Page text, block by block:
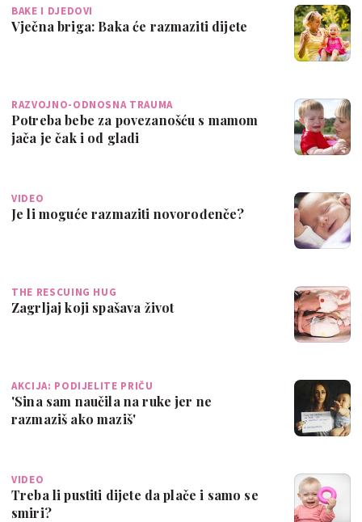
BAKE I DJEDOVI
Vječna briga: Baka će razmaziti dijete
RAZVOJNO-ODNOSNA TRAUMA
Potreba bebe za povezanošću s mamom
jača je čak i od gladi
VIDEO
Je li moguće razmaziti novorođenče?
THE RESCUING HUG
Zagrljaj koji spašava život
AKCIJA: PODIJELITE PRIČU
'Sina sam naučila na ruke jer ne
razmaziš ako maziš'
VIDEO
Treba li pustiti dijete da plače i samo se
smiri?